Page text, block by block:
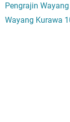
Pengrajin
Wayang Kurawa